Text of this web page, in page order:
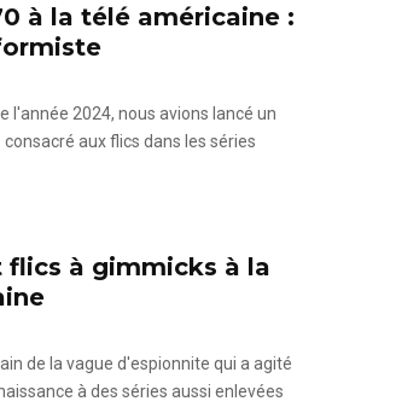
à la télé américaine :
l'année 2024, nous avions lancé un
aux flics dans les séries
flics à gimmicks à la
de la vague d'espionnite qui a agité
à des séries aussi enlevées